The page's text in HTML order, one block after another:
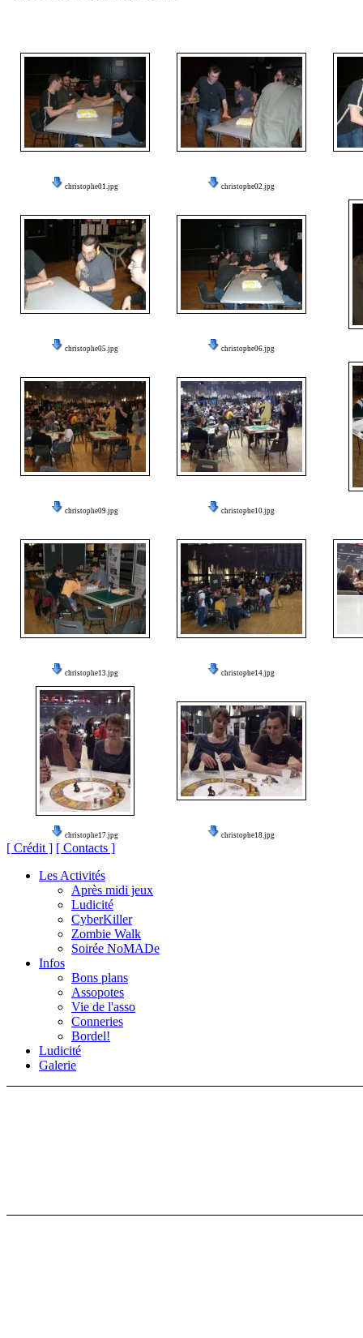
christophe01.jpg christophe02.jpg
christophe05.jpg christophe06.jpg
christophe09.jpg christophe10.jpg
christophe13.jpg christophe14.jpg
christophe17.jpg christophe18.jpg
[ Crédit ] [ Contacts ]
Les Activités
Après midi jeux
Ludicité
CyberKiller
Zombie Walk
Soirée NoMADe
Infos
Bons plans
Assopotes
Vie de l'asso
Conneries
Bordel!
Ludicité
Galerie